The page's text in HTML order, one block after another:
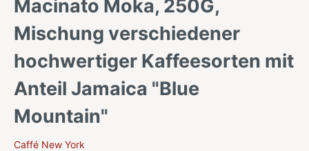
Macinato Moka, 250G,
Mischung verschiedener
hochwertiger Kaffeesorten mit
Anteil Jamaica "Blue
Mountain"
Caffé New York